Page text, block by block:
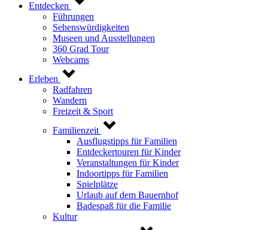
Entdecken
Führungen
Sehenswürdigkeiten
Museen und Ausstellungen
360 Grad Tour
Webcams
Erleben
Radfahren
Wandern
Freizeit & Sport
Familienzeit
Ausflugstipps für Familien
Entdeckertouren für Kinder
Veranstaltungen für Kinder
Indoortipps für Familien
Spielplätze
Urlaub auf dem Bauernhof
Badespaß für die Familie
Kultur